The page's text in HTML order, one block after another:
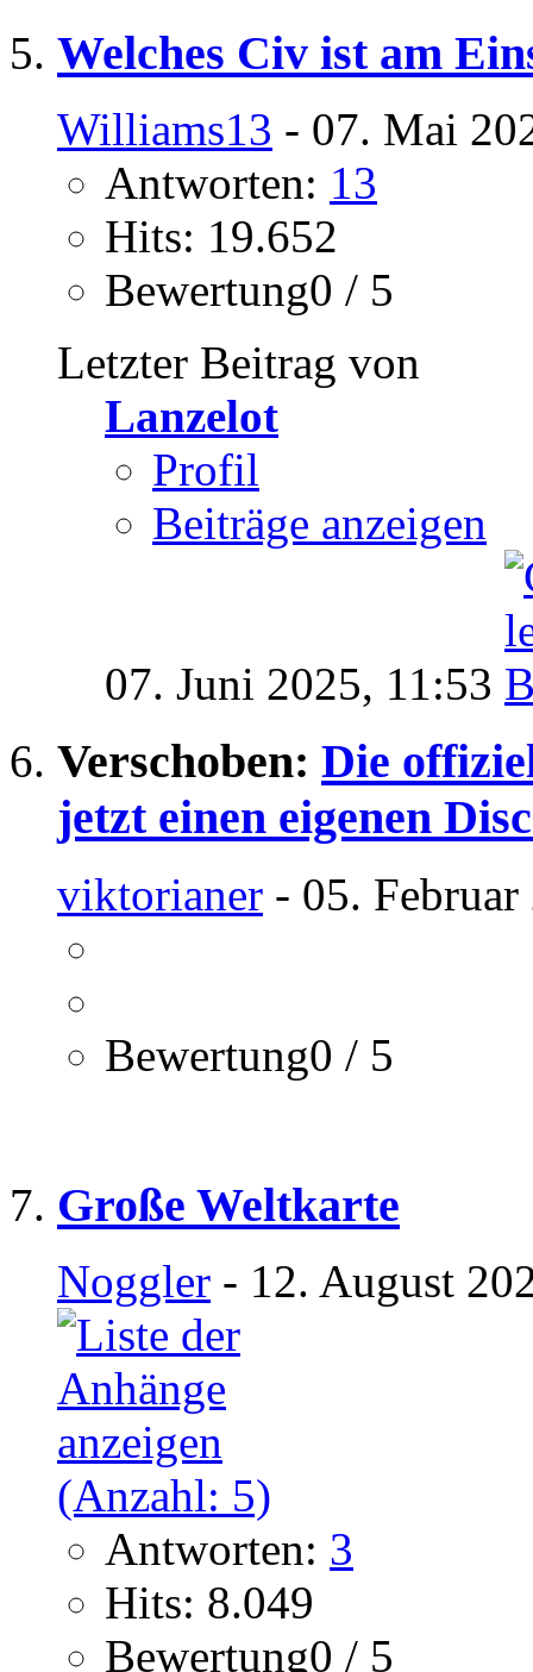
Welches Civ ist am
Williams13 - 07. Mai
Antworten: 13
Hits: 19.652
Bewertung0 / 5
Letzter Beitrag von
Lanzelot
Profil
Beiträge anzeigen
07. Juni 2025, 11:53
Verschoben: Die
jetzt einen eigenen
viktorianer - 05.
Bewertung0 / 5
Große Weltkarte
Noggler - 12. August
Antworten: 3
Hits: 8.049
Bewertung0 / 5